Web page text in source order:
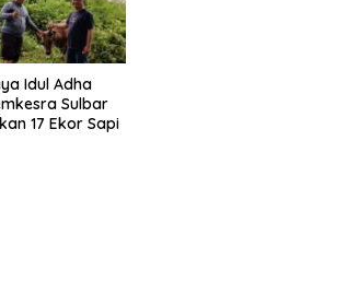
Idul Adha
Sulbar
17 Ekor Sapi